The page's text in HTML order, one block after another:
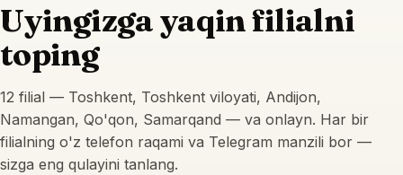
Uyingizgayaqinfilialni
toping
12 filial — Toshkent, Toshkent viloyati, Andijon,
Namangan, Qo'qon, Samarqand — va onlayn. Har bir
filialning o'z telefon raqami va Telegram manzili bor —
sizga eng qulayini tanlang.